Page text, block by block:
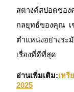
สตางค์สปอตข
กลยุทธ์ของคุณ เ
ตำแหน่งอย่างระ
เรื่องที่ดีที่สุด
อ่านเพิ่มเติม:เหรี
2025